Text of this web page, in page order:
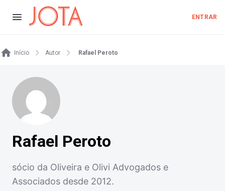
ENTRAR
Início Autor Rafael Peroto
Rafael Peroto
sócio da Oliveira e Olivi Advogados e
Associados desde 2012.